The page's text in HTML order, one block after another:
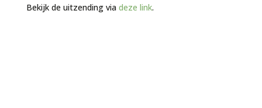
Bekijk de uitzending via deze link.